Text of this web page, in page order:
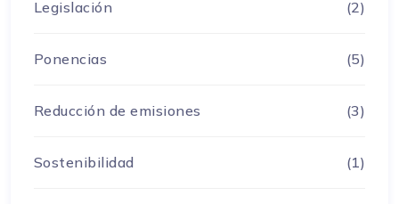
Legislación (2)
Ponencias (5)
Reducción de emisiones (3)
Sostenibilidad (1)